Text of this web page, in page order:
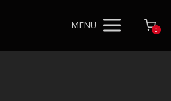
MENU 0